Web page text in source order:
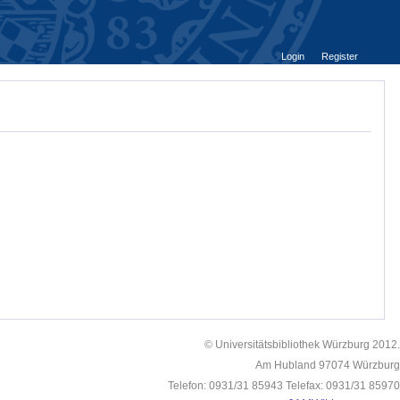
Login Register
© Universitätsbibliothek Würzburg 2012.
Am Hubland 97074 Würzburg
Telefon: 0931/31 85943 Telefax: 0931/31 85970